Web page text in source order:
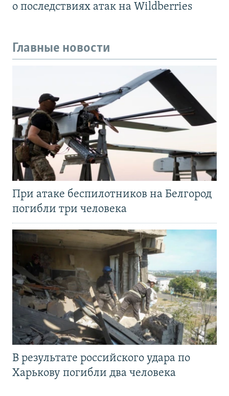
о последствиях атак на Wildberries
Главные новости
При атаке беспилотников на Белгород
погибли три человека
В результате российского удара по
Харькову погибли два человека